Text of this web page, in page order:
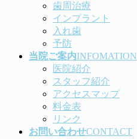
歯周治療
インプラント
入れ歯
予防
当院ご案内INFOMATION
医院紹介
スタッフ紹介
アクセスマップ
料金表
リンク
お問い合わせCONTACT